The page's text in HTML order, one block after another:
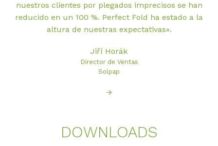
nuestros clientes por plegados imprecisos se han
reducido en un 100 %. Perfect Fold ha estado a la
altura de nuestras expectativas».
Jiří Horák
Director de Ventas
Solpap
→
DOWN­LOADS